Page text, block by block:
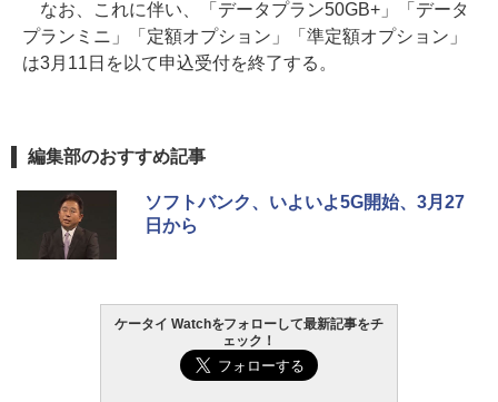
なお、これに伴い、「データプラン50GB+」「データ
プランミニ」「定額オプション」「準定額オプション」
は3月11日を以て申込受付を終了する。
編集部のおすすめ記事
ソフトバンク、いよいよ5G開始、3月27
日から
ケータイ Watchをフォローして最新記事をチ
ェック！